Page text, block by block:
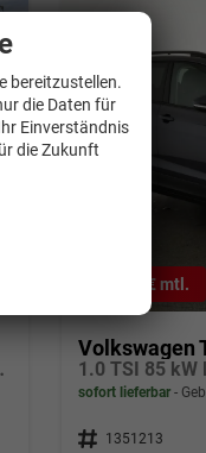
Connect-Sofort
ab 499,– € mtl.
Volkswagen
sofort lieferbar
Fahrzeugnr. 1351213
bereitzustellen.
die Daten für
Einverständnis
die Zukunft